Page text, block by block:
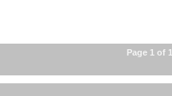
Page 1 of 1